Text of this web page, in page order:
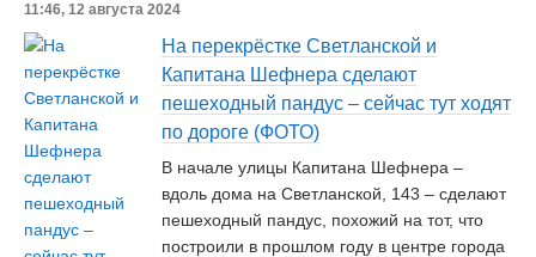
11:46, 12 августа 2024
На перекрёстке Светланской и
Капитана Шефнера сделают
пешеходный пандус – сейчас тут ходят
по дороге (ФОТО)
В начале улицы Капитана Шефнера –
вдоль дома на Светланской, 143 – сделают
пешеходный пандус, похожий на тот, что
построили в прошлом году в центре города